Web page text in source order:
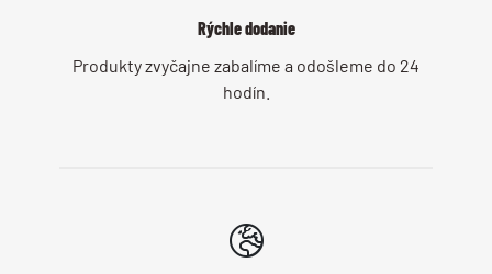
Rýchle dodanie
Produkty zvyčajne zabalíme a odošleme do 24
hodín.